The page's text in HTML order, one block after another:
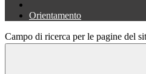
Orientamento
Campo di ricerca per le pagine del